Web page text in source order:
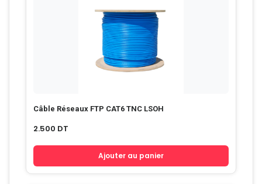
Câble Réseaux FTP CAT6 TNC LSOH
2.500 DT
Ajouter au panier